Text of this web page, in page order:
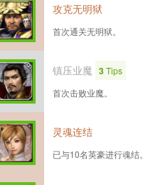
攻克无明狱
首次通关无明狱。
镇压业魔 3Tips
首次击败业魔。
灵魂连结
已与10名英豪进行魂结。